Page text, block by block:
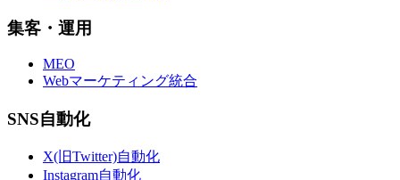
集客・運用
MEO
Webマーケティング統合
SNS自動化
X(旧Twitter)自動化
Instagram自動化